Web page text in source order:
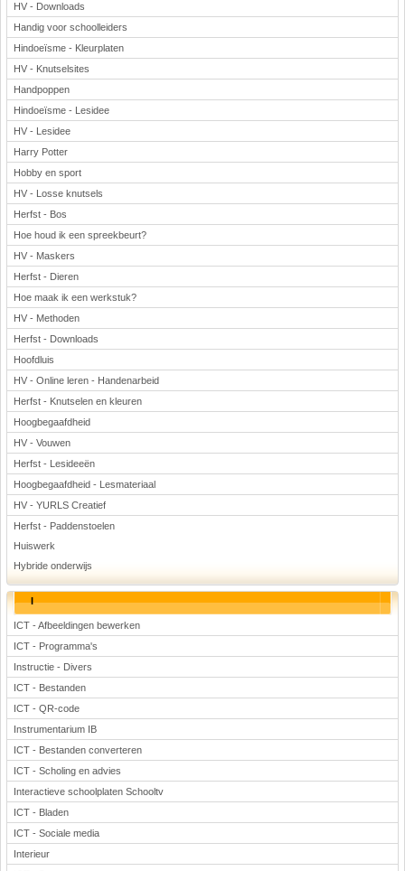
HV - Downloads
Handig voor schoolleiders
Hindoeïsme - Kleurplaten
HV - Knutselsites
Handpoppen
Hindoeïsme - Lesidee
HV - Lesidee
Harry Potter
Hobby en sport
HV - Losse knutsels
Herfst - Bos
Hoe houd ik een spreekbeurt?
HV - Maskers
Herfst - Dieren
Hoe maak ik een werkstuk?
HV - Methoden
Herfst - Downloads
Hoofdluis
HV - Online leren - Handenarbeid
Herfst - Knutselen en kleuren
Hoogbegaafdheid
HV - Vouwen
Herfst - Lesideeën
Hoogbegaafdheid - Lesmateriaal
HV - YURLS Creatief
Herfst - Paddenstoelen
Huiswerk
Hybride onderwijs
I
ICT - Afbeeldingen bewerken
ICT - Programma's
Instructie - Divers
ICT - Bestanden
ICT - QR-code
Instrumentarium IB
ICT - Bestanden converteren
ICT - Scholing en advies
Interactieve schoolplaten Schooltv
ICT - Bladen
ICT - Sociale media
Interieur